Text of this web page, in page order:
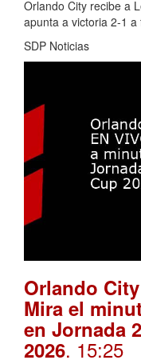
Orlando City recibe a
apunta a victoria 2-1
SDP Noticias
Orlando
Mira el
en Jornada
2026. 15:25